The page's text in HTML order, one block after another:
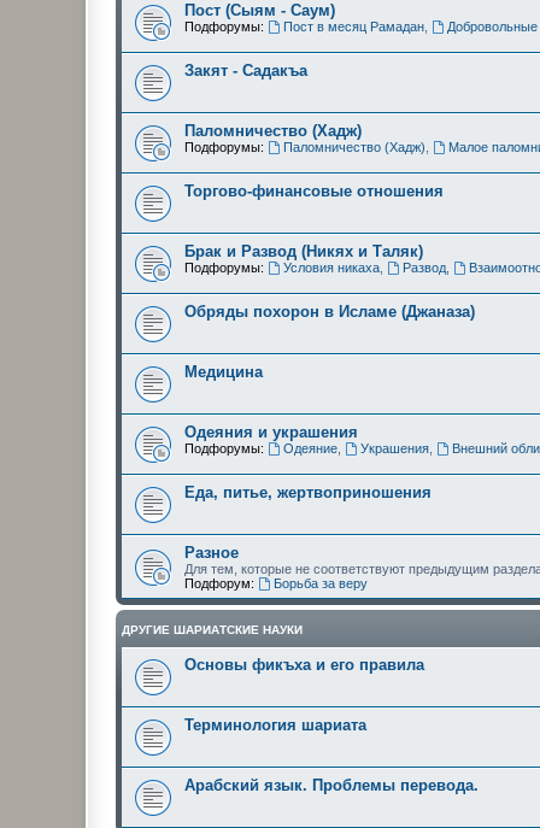
Пост (Сыям - Саум)
Подфорумы: Пост в месяц Рамадан,
Закят - Cадакъа
Паломничество (Хадж)
Подфорумы: Паломничество (Хадж) Малое
Торгово-финансовые отношения
Брак и Развод (Никях и Таляк)
Подфорумы: Условия никаха, Развод,
Обряды похорон в Исламе (Джаназа)
Медицина
Одеяния и украшения
Подфорумы: Одеяние, Украшения, Внешний
Еда, питье, жертвоприношения
Разное
Для тем, которые не соответствуют предыдущим
Подфорум:
Борьба за веру
ДРУГИЕ ШАРИАТСКИЕ НАУКИ
Основы фикъха и его правила
Терминология шариата
Арабский язык. Проблемы перевода.